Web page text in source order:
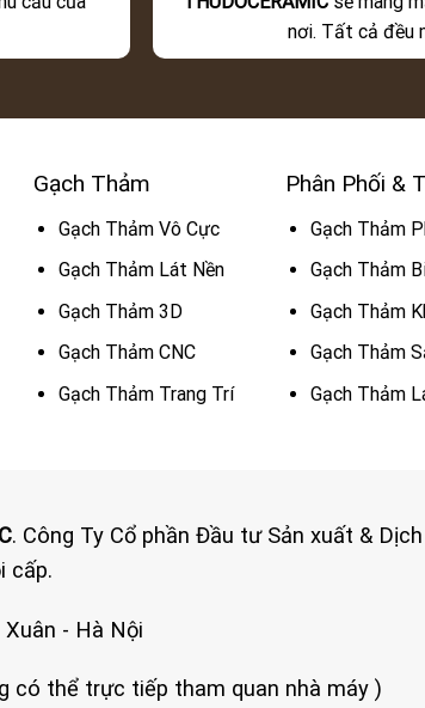
nơi. Tất cả đều
Gạch Thảm
Gạch Thảm Vô Cực
Gạch Thảm Lát Nền
Gạch Thảm 3D
Gạch Thảm CNC
Gạch Thảm Trang Trí
Phân Phối &
Gạch Thảm
Gạch Thảm
Gạch Thảm
Gạch Thảm
Gạch Thảm
. Công Ty Cổ phần Đầu tư Sản xuất &
cấp.
- Hà Nội
có thể trực tiếp tham quan nhà máy )